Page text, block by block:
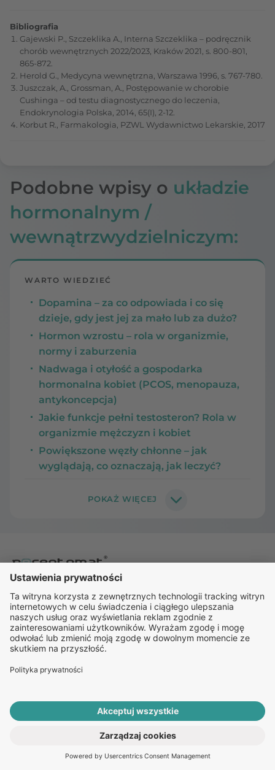
ROZPOCZNIJ E-KONSULTACJĘ
Bibliografia
Gajewski P., Szczeklika A., Interna Szczeklika – podręcznik
chorób wewnętrznych 2022/2023, Kraków 2021, s. 800-801,
865-872.
Herold G., Medycyna wewnętrzna, Warszawa 1996, s. 767-780.
Juszczak, A., Grossman, A., Postępowanie w chorobie
Cushinga – od testu diagnostycznego do leczenia,
Endokrynologia Polska, 2014, 65(I), 2-12.
Korbut R., Farmakologia, PZWL Wydawnictwo Lekarskie, 2017
Podobne wpisy o układzie
hormonalnym /
wewnątrzwydzielniczym:
WARTO WIEDZIEĆ
Dopamina – za co odpowiada i co się
dzieje, gdy jest jej za mało lub za dużo?
Hormon wzrostu – rola w organizmie,
normy i zaburzenia
Nadwaga i otyłość a gospodarka
hormonalna kobiet (PCOS, menopauza,
antykoncepcja)
Jakie funkcje pełni testosteron? Rola w
organizmie mężczyzn i kobiet
Powiększone węzły chłonne – jak
wyglądają, co oznaczają, jak leczyć?
FAQ
O nas
Kariera
Zespół
Kontakt